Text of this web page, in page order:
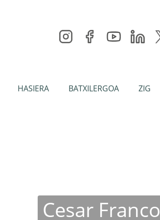
HASIERA BATXILERGOA ZIG
Cesar Franco